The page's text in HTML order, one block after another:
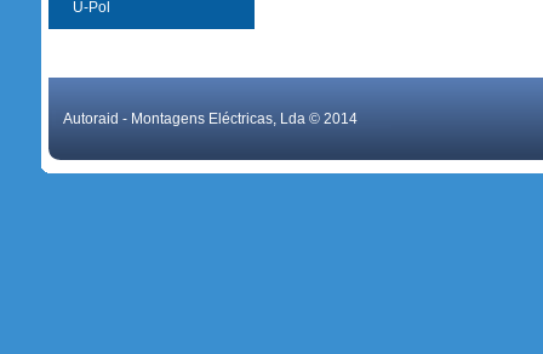
U-Pol
Autoraid - Montagens Eléctricas, Lda © 2014